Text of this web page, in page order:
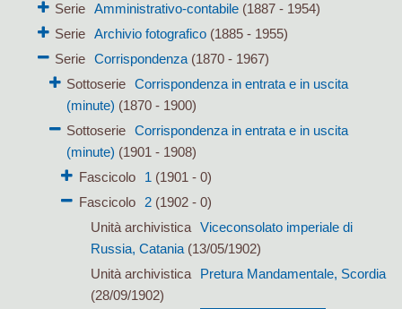
Serie Amministrativo-contabile(1887 - 1954)
Serie Archivio fotografico(1885 - 1955)
Serie Corrispondenza(1870 - 1967)
Sottoserie
Corrispondenza in entrata e in uscita
(minute) (1870 - 1900)
Sottoserie
Corrispondenza in entrata e in uscita
(minute) (1901 - 1908)
Fascicolo
1 (1901 - 0)
Fascicolo
2(1902 - 0)
Unità archivistica Viceconsolato imperiale di
Russia, Catania(13/05/1902)
Unità archivistica
Pretura Mandamentale, Scordia
(28/09/1902)